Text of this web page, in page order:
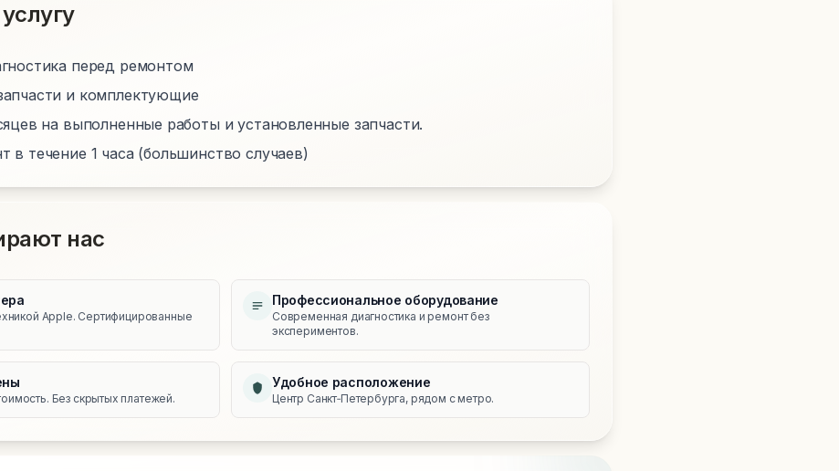
перед ремонтом
и комплектующие
на выполненные работы и установленные запчасти.
в течение 1 часа (большинство случаев)
нас
Apple. Сертифицированные
Профессиональное оборудование
Современная диагностика и ремонт без
экспериментов.
Без скрытых платежей.
Удобное расположение
Центр Санкт‑Петербурга, рядом с метро.